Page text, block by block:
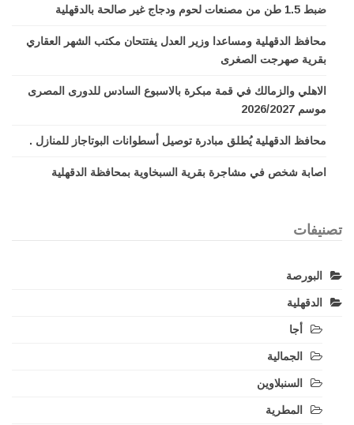
ضبط 1.5 طن من مصنعات لحوم ودجاج غير صالحة بالدقهلية
محافظ الدقهلية ومساعدا وزير العدل يفتتحان مكتب الشهر العقاري
بقرية صهرجت الصغرى
الاهلي والزمالك في قمة مبكرة بالاسبوع السادس للدورى المصرى
موسم 2026/2027
محافظ الدقهلية يُطلق مبادرة توصيل أسطوانات البوتاجاز للمنازل .
اصابة شخص في مشاجرة بقرية السبخاوية بمحافظة الدقهلية
تصنيفات
البورصة
الدقهلية
أجا
الجمالية
السنبلاوين
المطرية